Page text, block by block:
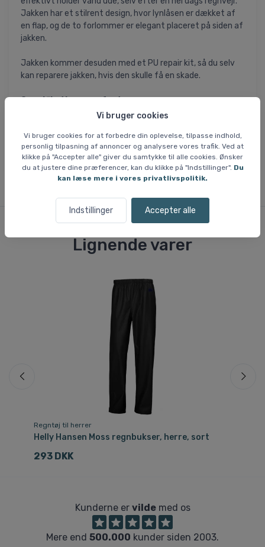
Vi bruger cookies
Vi bruger cookies for at forbedre din oplevelse, tilpasse indhold,
personlig tilpasning af annoncer og analysere vores trafik. Ved at
klikke på "Accepter alle" giver du samtykke til alle cookies. Ønsker
du at justere dine præferencer, kan du klikke på "Indstillinger". Du
kan læse mere i vores privatlivspolitik.
Indstillinger Accepter alle
Jakken har et stilrent design, hvor lynlåsen er dækket af
en flap, og de to forlommer er elegant placeret på siden af
jakken.
Jakken kommer desuden med et PU repair kit, så du selv
kan reparere jakken, hvis den skulle få en skade.
Specifikationer og features:
Stilrent design
Inkl. PU repair kit
Lignende varer
Regntøj til herrer
Helly Hansen Moss regnbukser, herre, sort
293 DKK
Kunderne er vildemed os
Mere end 500.000 kunder siden 2003.